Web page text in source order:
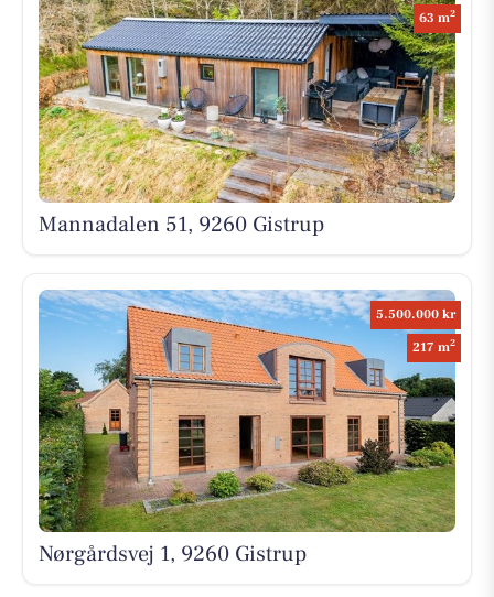
63 m2
Mannadalen 51, 9260 Gistrup
5.500.000 kr
217 m2
Nørgårdsvej 1, 9260 Gistrup